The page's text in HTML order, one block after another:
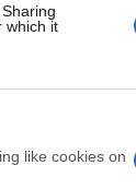
which it
like cookies on